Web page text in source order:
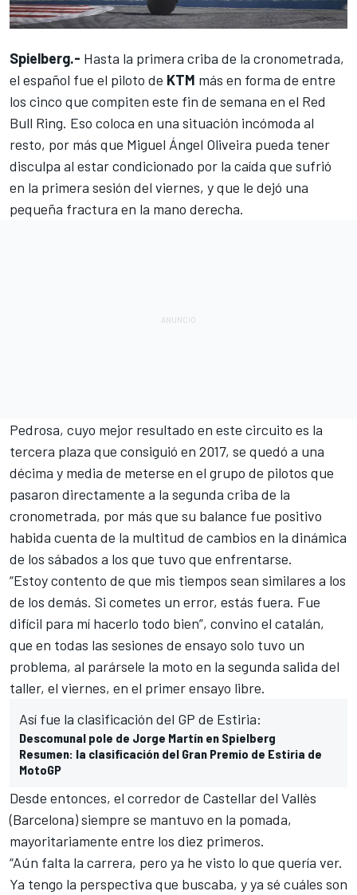
Spielberg.- Hasta la primera criba de la cronometrada,
el español fue el piloto de KTM más en forma de entre
los cinco que compiten este fin de semana en el Red
Bull Ring. Eso coloca en una situación incómoda al
resto, por más que Miguel Ángel Oliveira pueda tener
disculpa al estar condicionado por la caída que sufrió
en la primera sesión del viernes, y que le dejó una
pequeña fractura en la mano derecha.
Pedrosa, cuyo mejor resultado en este circuito es la
tercera plaza que consiguió en 2017, se quedó a una
décima y media de meterse en el grupo de pilotos que
pasaron directamente a la segunda criba de la
cronometrada, por más que su balance fue positivo
habida cuenta de la multitud de cambios en la dinámica
de los sábados a los que tuvo que enfrentarse.
“Estoy contento de que mis tiempos sean similares a los
de los demás. Si cometes un error, estás fuera. Fue
difícil para mí hacerlo todo bien”, convino el catalán,
que en todas las sesiones de ensayo solo tuvo un
problema, al parársele la moto en la segunda salida del
taller, el viernes, en el primer ensayo libre.
Así fue la clasificación del GP de Estiria:
Descomunal pole de Jorge Martín en Spielberg
Resumen: la clasificación del Gran Premio de Estiria de
MotoGP
Desde entonces, el corredor de Castellar del Vallès
(Barcelona) siempre se mantuvo en la pomada,
mayoritariamente entre los diez primeros.
“Aún falta la carrera, pero ya he visto lo que quería ver.
Ya tengo la perspectiva que buscaba, y ya sé cuáles son